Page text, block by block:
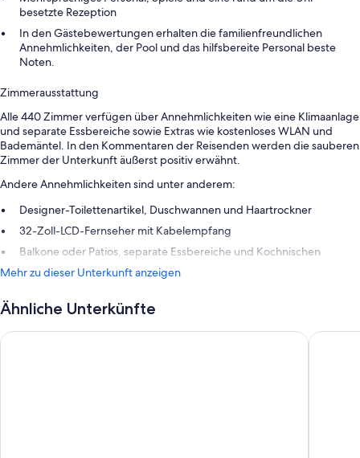
besetzte Rezeption
In den Gästebewertungen erhalten die familienfreundlichen
Annehmlichkeiten, der Pool und das hilfsbereite Personal beste
Noten.
Zimmerausstattung
Alle 440 Zimmer verfügen über Annehmlichkeiten wie eine Klimaanlage
und separate Essbereiche sowie Extras wie kostenloses WLAN und
Bademäntel. In den Kommentaren der Reisenden werden die sauberen
Zimmer der Unterkunft äußerst positiv erwähnt.
Andere Annehmlichkeiten sind unter anderem:
Designer-Toilettenartikel, Duschwannen und Haartrockner
32-Zoll-LCD-Fernseher mit Kabelempfang
Balkone oder Patios, separate Essbereiche und Kochnischen
Mehr zu dieser Unterkunft anzeigen
Ähnliche Unterkünfte
The Westin Mission Hills Resort Villas, Palm Springs